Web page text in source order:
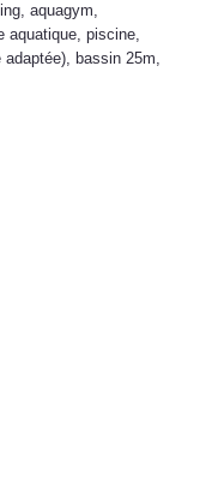
, aquagym,
aquatique, piscine,
adaptée), bassin 25m,